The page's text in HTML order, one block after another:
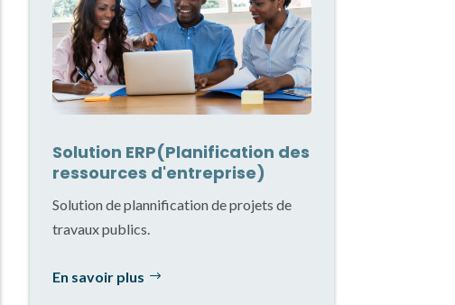
Solution ERP(Planification des
ressources d'entreprise)
Solution de plannification de projets de
travaux publics.
En savoir plus